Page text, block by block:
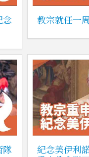
念
教宗就任一
隊
紀念美伊利